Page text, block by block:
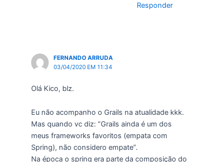
Responder
FERNANDO ARRUDA
03/04/2020 EM 11:34
Olá Kico, blz.
Eu não acompanho o Grails na atualidade kkk.
Mas quando vc diz: “Grails ainda é um dos
meus frameworks favoritos (empata com
Spring), não considero empate”.
Na época o spring era parte da composição do